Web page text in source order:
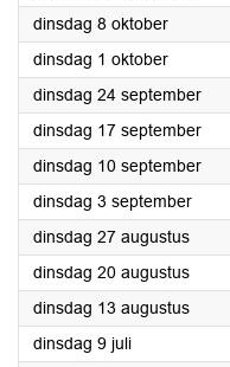
dinsdag 8 oktober2024
dinsdag 1 oktober2024
dinsdag 24 september2024
dinsdag 17 september2024
dinsdag 10 september2024
dinsdag 3 september2024
dinsdag 27 augustus2024
dinsdag 20 augustus2024
dinsdag 13 augustus2024
dinsdag 9 juli2024